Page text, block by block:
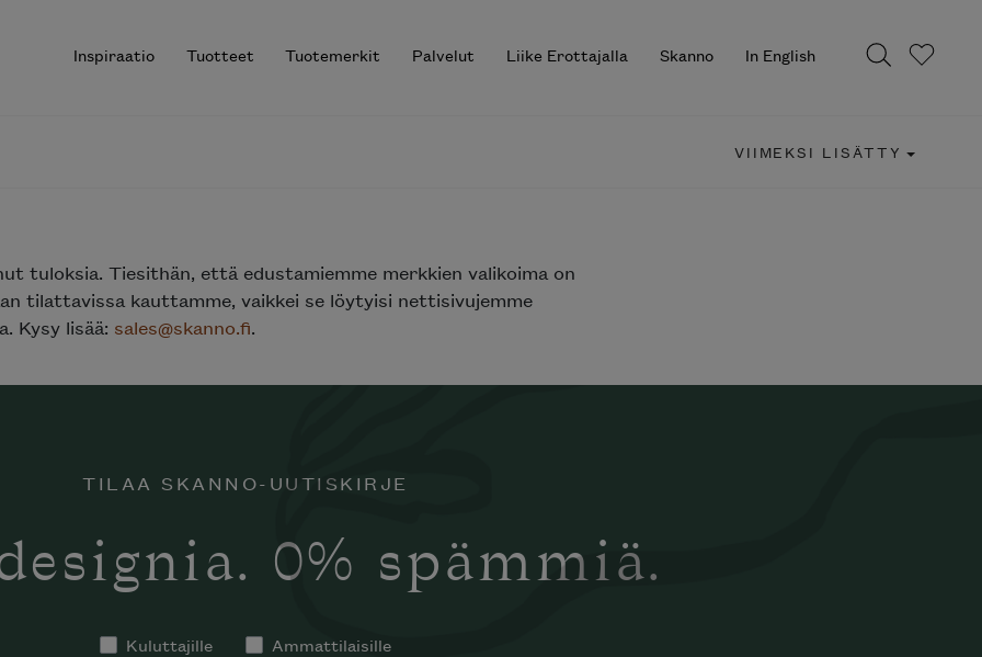
Inspiraatio Tuotteet Tuotemerkit Palvelut Liike Erottajalla Skanno In English
VIIMEKSI LISÄTTY
tuloksia. Tiesithän, että edustamiemme merkkien valikoima on
tilattavissa kauttamme, vaikkei se löytyisi nettisivujemme
Kysy lisää: sales@skanno.fi.
TILAA SKANNO-UUTISKIRJE
0% spämmiä.
Kuluttajille Ammattilaisille